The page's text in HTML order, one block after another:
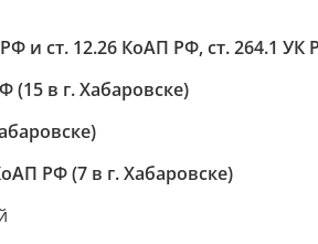
и ст. 12.26 КоАП РФ, ст. 264.1 УК
(15 в г. Хабаровске)
РФ (7 в г. Хабаровске)